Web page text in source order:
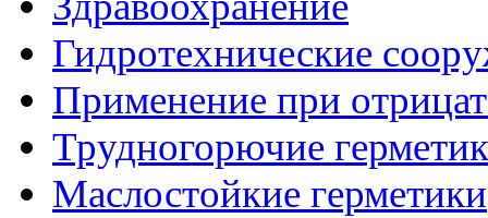
Гидротехнические
Применение при
Трудногорючие
Маслостойкие герметики